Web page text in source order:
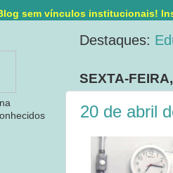
sem vínculos institucionais!
Destaques:
SEXTA-
20 de abril